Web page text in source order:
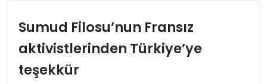
EKONOMI
Sumud Filosu’nun Fransız
aktivistlerinden Türkiye’ye
teşekkür